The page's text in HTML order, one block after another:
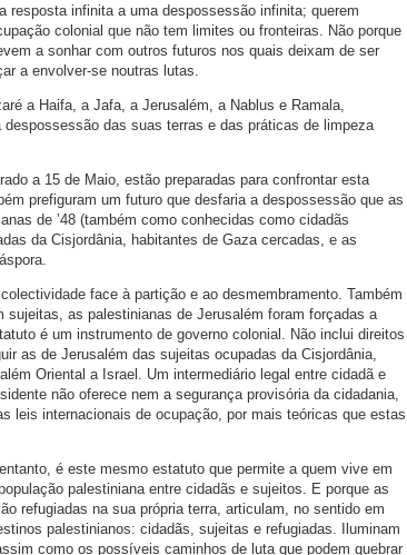
resposta infinita a uma despossessão infinita; querem
colonial que não tem limites ou fronteiras. Não porque
a sonhar com outros futuros nos quais deixam de ser
a envolver-se noutras lutas.
a Haifa, a Jafa, a Jerusalém, a Nablus e Ramala,
das suas terras e das práticas de limpeza
a 15 de Maio, estão preparadas para confrontar esta
prefiguram um futuro que desfaria a despossessão que as
de ’48 (também como conhecidas como cidadãs
da Cisjordânia, habitantes de Gaza cercadas, e as
face à partição e ao desmembramento. Também
sujeitas, as palestinianas de Jerusalém foram forçadas a
é um instrumento de governo colonial. Não inclui direitos
as de Jerusalém das sujeitas ocupadas da Cisjordânia,
Oriental a Israel. Um intermediário legal entre cidadã e
não oferece nem a segurança provisória da cidadania,
leis internacionais de ocupação, por mais teóricas que estas
é este mesmo estatuto que permite a quem vive em
palestiniana entre cidadãs e sujeitos. E porque as
refugiadas na sua própria terra, articulam, no sentido em
palestinianos: cidadãs, sujeitas e refugiadas. Iluminam
como os possíveis caminhos de luta que podem quebrar